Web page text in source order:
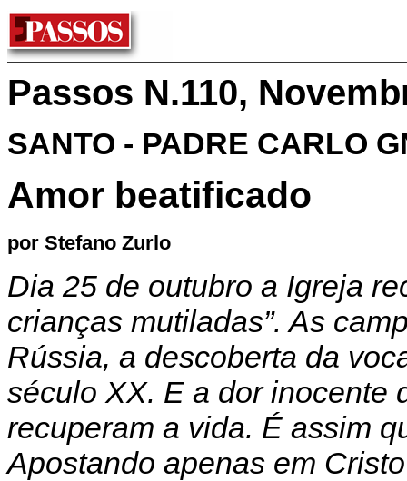
Passos N.110,
SANTO - PADRE CARLO
Amor beatificado
por Stefano Zurlo
Dia 25 de outubro a Igreja
crianças mutiladas”. As
Rússia, a descoberta da
século XX. E a dor inocente
recuperam a vida. É assim
Apostando apenas em Cristo